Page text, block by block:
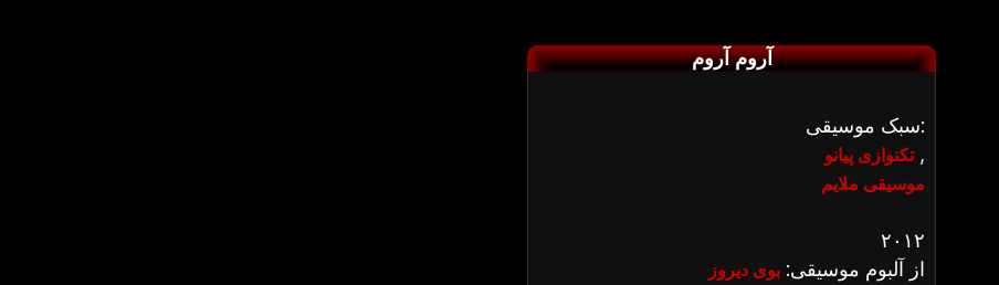
آروم آروم
سبک موسیقی:
تکنوازی پیانو,
موسیقی ملایم
۲۰۱۲
از آلبوم موسیقی: بوی دیروز